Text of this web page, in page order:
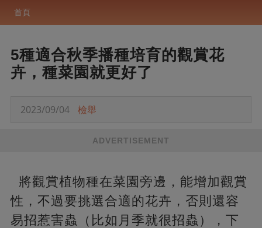
首頁
5種適合秋季播種培育的觀賞花
卉，種菜園就更好了
2023/09/04 檢舉
ADVERTISEMENT
將觀賞植物種在菜園旁邊，能增加觀賞
性，不過要挑選合適的花卉，否則還容
易招惹害蟲（比如月季就很招蟲），下